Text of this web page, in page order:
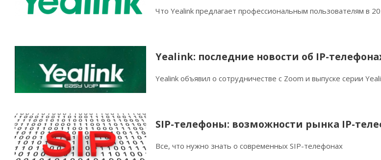
Что Yealink предлагает профессиональным пользователям в
Yealink: последние новости об IP-
Yealink объявил о сотрудничестве с Zoom и выпуске серии
SIP-телефоны: возможности рынка IP-
Все, что нужно знать о современных SIP-телефонах